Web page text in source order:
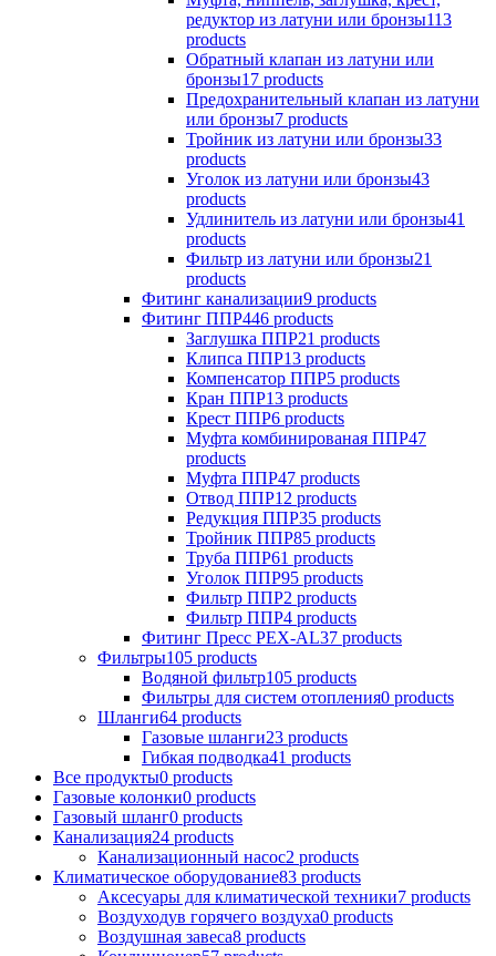
редуктор из латуни или бронзы113
products
Обратный клапан из латуни или
бронзы17 products
Предохранительный клапан из латуни
или бронзы7 products
Тройник из латуни или бронзы33
products
Уголок из латуни или бронзы43
products
Удлинитель из латуни или бронзы41
products
Фильтр из латуни или бронзы21
products
Фитинг канализации9 products
Фитинг ППР446 products
Заглушка ППР21 products
Клипса ППР13 products
Компенсатор ППР5 products
Кран ППР13 products
Крест ППР6 products
Муфта комбинированая ППР47
products
Муфта ППР47 products
Отвод ППР12 products
Редукция ППР35 products
Тройник ППР85 products
Труба ППР61 products
Уголок ППР95 products
Фильтр ППР2 products
Фильтр ППР4 products
Фитинг Пресс PEX-AL37 products
Фильтры105 products
Водяной фильтр105 products
Фильтры для систем отопления0 products
Шланги64 products
Газовые шланги23 products
Гибкая подводка41 products
Все продукты0 products
Газовые колонки0 products
Газовый шланг0 products
Канализация24 products
Канализационный насос2 products
Климатическое оборудование83 products
Аксесуары для климатической техники7 products
Воздуходув горячего воздуха0 products
Воздушная завеса8 products